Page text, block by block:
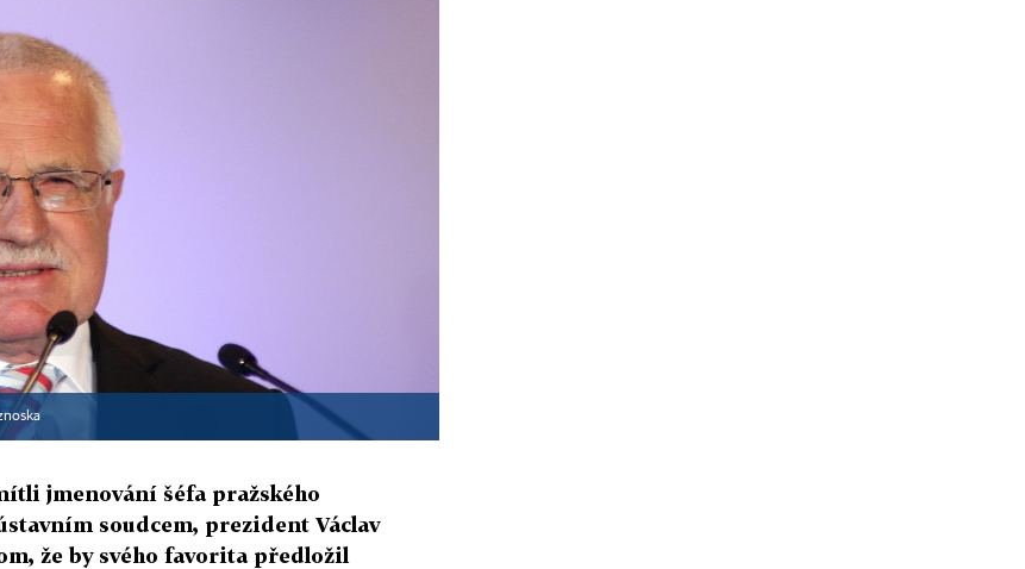
jmenování šéfa pražského
soudcem, prezident Václav
že by svého favorita předložil